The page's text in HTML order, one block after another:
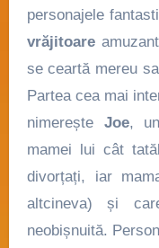
personajele
vrăjitoare
se ceartă mereu
Partea cea mai
nimerește Joe,
mamei lui cât
divorțați, iar
altcineva) și
neobișnuită.